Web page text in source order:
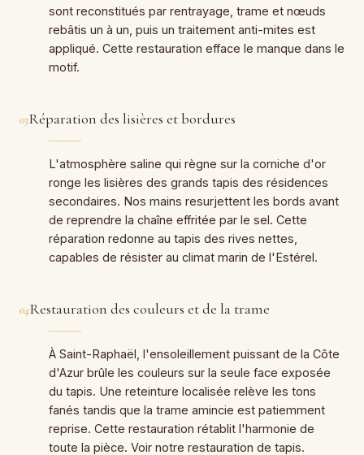
sont reconstitués par rentrayage, trame et nœuds
rebâtis un à un, puis un traitement anti-mites est
appliqué. Cette restauration efface le manque dans le
motif.
03Réparation des lisières et bordures
L'atmosphère saline qui règne sur la corniche d'or
ronge les lisières des grands tapis des résidences
secondaires. Nos mains resurjettent les bords avant
de reprendre la chaîne effritée par le sel. Cette
réparation redonne au tapis des rives nettes,
capables de résister au climat marin de l'Estérel.
04Restauration des couleurs et de la trame
À Saint-Raphaël, l'ensoleillement puissant de la Côte
d'Azur brûle les couleurs sur la seule face exposée
du tapis. Une reteinture localisée relève les tons
fanés tandis que la trame amincie est patiemment
reprise. Cette restauration rétablit l'harmonie de
toute la pièce. Voir notre restauration de tapis.